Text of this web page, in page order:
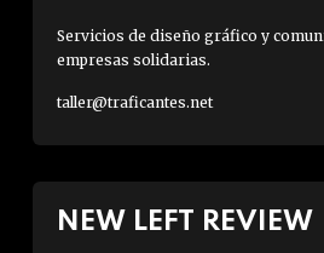
Servicios de diseño gráfico y
empresas solidarias.
taller@traficantes.net
NEW LEFT REVIEW